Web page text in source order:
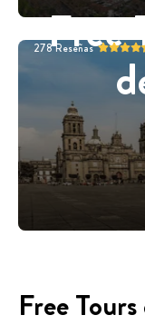
Free
278Reseñas
Free